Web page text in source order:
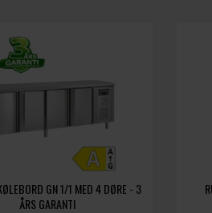
GN 1/1 MED 4 DØRE - 3
ÅRS GARANTI